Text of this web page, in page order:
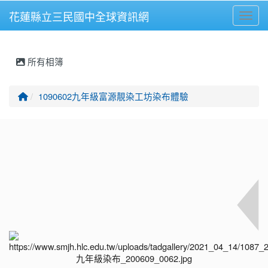
⏸
花蓮縣立三民國中全球資訊網
所有相簿
回首頁
1090602九年級富源靚染工坊染布體驗